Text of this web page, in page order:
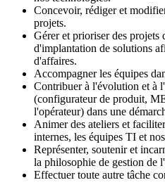
Concevoir, rédiger et
projets.
Gérer et prioriser des projets
d'implantation de solutions
d'affaires.
Accompagner les équipes
Contribuer à l'évolution et à
(configurateur de produit,
l'opérateur) dans une
Animer des ateliers et
internes, les équipes TI et
Représenter, soutenir et
la philosophie de gestion de
Effectuer toute autre tâche